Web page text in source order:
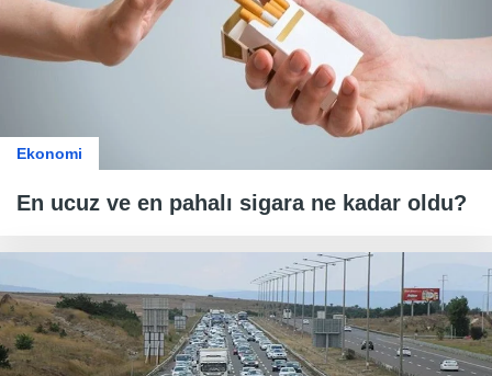
Ekonomi
En ucuz ve en pahalı sigara ne kadar oldu?